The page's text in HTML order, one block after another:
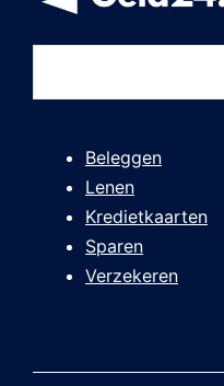
Beleggen
Lenen
Kredietkaarten
Sparen
Verzekeren